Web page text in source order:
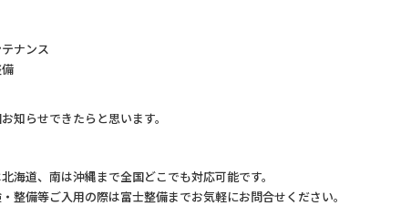
ナンス
知らせできたらと思います。
海道、南は沖縄まで全国どこでも対応可能です。
整備等ご入用の際は富士整備までお気軽にお問合せください。